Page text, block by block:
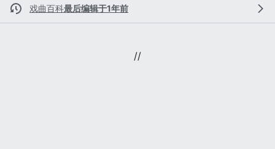
戏曲百科最后编辑于1年前
//